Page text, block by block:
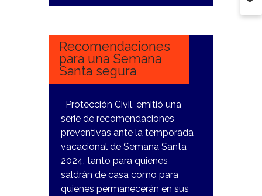
21
Recomendaciones
para una Semana
Santa segura
Protección Civil, emitió una
serie de recomendaciones
preventivas ante la temporada
vacacional de Semana Santa
2024, tanto para quienes
saldrán de casa como para
quienes permanecerán en sus